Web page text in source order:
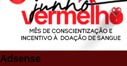
Adsense